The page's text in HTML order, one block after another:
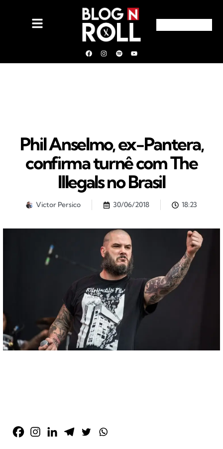
Phil Anselmo, ex-Pantera,
confirma turnê com The
Illegals no Brasil
Victor Persico 30/06/2018 18:23